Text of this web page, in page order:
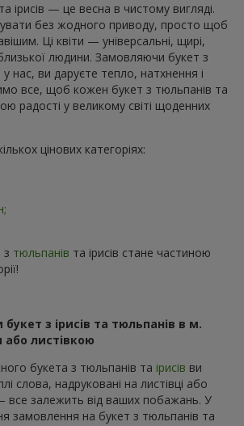
ірисів — це весна в чистому вигляді.
без жодного приводу, просто щоб
Ці квіти — універсальні, щирі,
людини. Замовляючи букет з
у нас, ви даруєте тепло, натхнення і
все, щоб кожен букет з тюльпанів та
радості у великому світі щоденних
цінових категоріях:
з тюльпанів та ірисів стане частиною
з ірисів та тюльпанів в м.
або листівкою
букета з тюльпанів та ірисів ви
слова, надруковані на листівці або
— все залежить від ваших побажань. У
замовлення на букет з тюльпанів та